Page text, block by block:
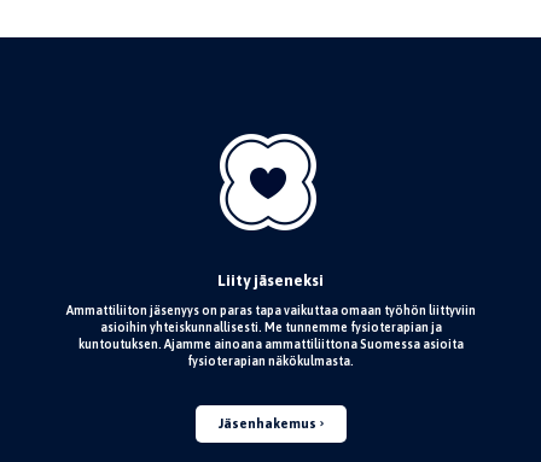
Liity jäseneksi
Ammattiliiton jäsenyys on paras tapa vaikuttaa omaan työhön liittyviin
asioihin yhteiskunnallisesti. Me tunnemme fysioterapian ja
kuntoutuksen. Ajamme ainoana ammattiliittona Suomessa asioita
fysioterapian näkökulmasta.
Jäsenhakemus